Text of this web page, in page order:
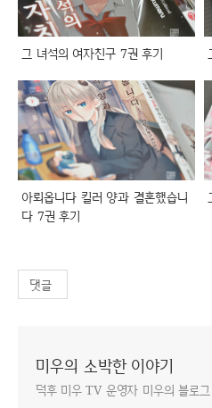
그 녀석의 여자친구 7권 후기
아뢰옵니다 킬러 양과 결혼했습니
다 7권 후기
댓글
미우의 소박한 이야기
덕후 미우 TV 운영자 미우의 블로그